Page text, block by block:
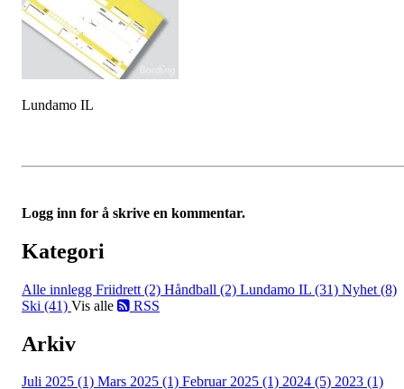
Lundamo IL
Logg inn for å skrive en kommentar.
Kategori
Alle innlegg Friidrett (2) Håndball (2) Lundamo IL (31) Nyhet (8)
Ski (41) Vis alle RSS
Arkiv
Juli 2025 (1) Mars 2025 (1) Februar 2025 (1) 2024 (5) 2023 (1)